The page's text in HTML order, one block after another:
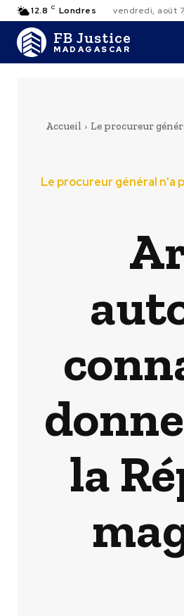
12.8 C Londres vendredi, août
FB Justice
MADAGASCAR
Accueil
Le procureur
Le procureur général n'a
la